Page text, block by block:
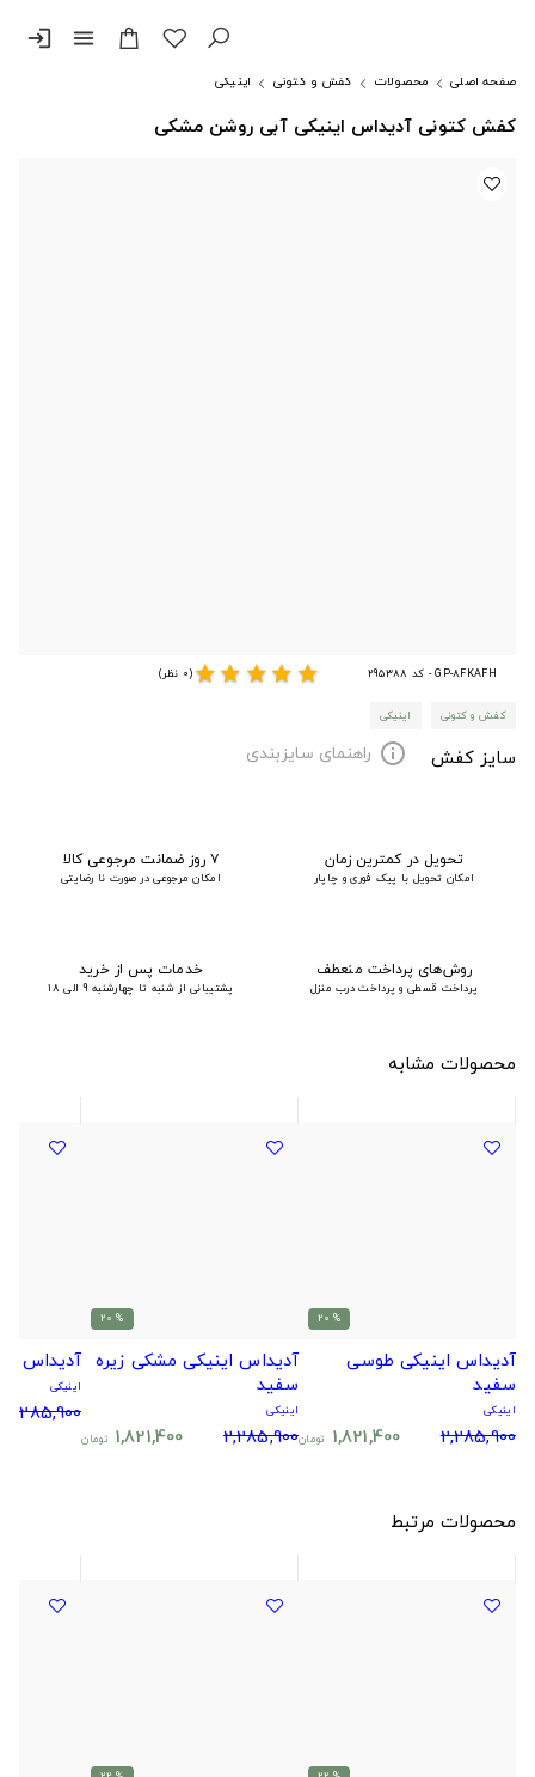
menu
login
صفحه اصلی محصولات کفش و کتونی اینیکی
کفش کتونی آدیداس اینیکی آبی روشن مشکی
GP-8FKAFH - کد 295388 star
star
star
star
star(0 نظر)
کفش و کتونی اینیکی
سایز کفش info راهنمای سایزبندی
تحویل در کمترین زمان
امکان تحویل با پیک فوری و چاپار
۷ روز ضمانت مرجوعی کالا
امکان مرجوعی در صورت نا رضایتی
روش‌های پرداخت منعطف
پرداخت قسطی و پرداخت درب منزل
خدمات پس از خرید
پشتیبانی از شنبه تا چهارشنبه 9 الی 18
محصولات مشابه
% 20
آدیداس اینیکی طوسی
سفید
اینیکی
2,285,900
1,821,400 تومان
% 20
آدیداس اینیکی مشکی زیره
سفید
اینیکی
2,285,900
1,821,400 تومان
آدیداس
اینیکی
2,285,900
محصولات مرتبط